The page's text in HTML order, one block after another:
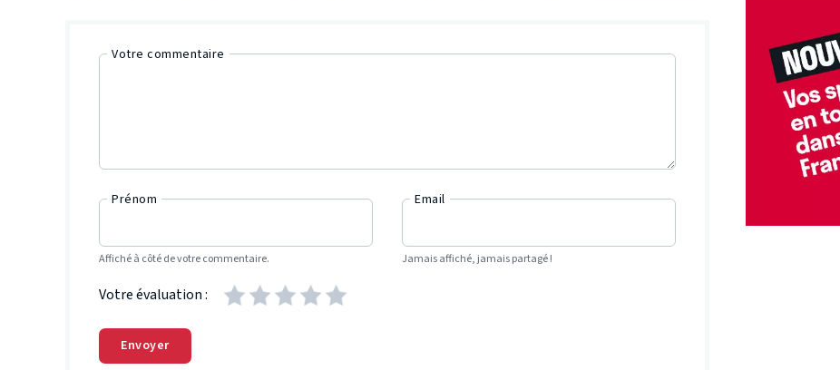
Votre commentaire
Prénom
Affiché à côté de votre commentaire.
Email
Jamais affiché, jamais partagé !
Votre évaluation :
Envoyer